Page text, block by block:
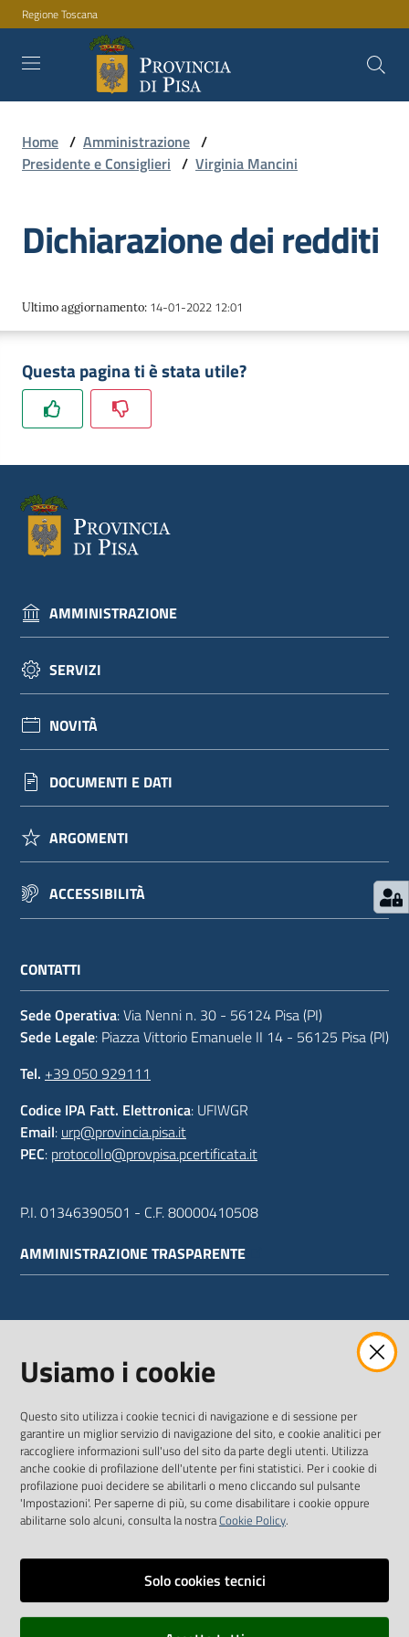
Vai al contenuto
Vai alla navigazione
Vai al footer
Regione Toscana
Amministrazione
Servizi
Novità
Documenti
e
dati
Argomenti
Seguici
su
Home / Amministrazione /
Presidente e Consiglieri / Virginia Mancini
Dichiarazione dei redditi
Ultimo aggiornamento: 14-01-2022 12:01
Questa pagina ti è stata utile?
AMMINISTRAZIONE
SERVIZI
NOVITÀ
DOCUMENTI E DATI
ARGOMENTI
ACCESSIBILITÀ
CONTATTI
Sede Operativa: Via Nenni n. 30 - 56124 Pisa (PI)
Sede Legale: Piazza Vittorio Emanuele II 14 - 56125 Pisa (PI)
Tel. +39 050 929111
Codice IPA Fatt. Elettronica: UFIWGR
Email: urp@provincia.pisa.it
PEC: protocollo@provpisa.pcertificata.it
P.I. 01346390501 - C.F. 80000410508
AMMINISTRAZIONE TRASPARENTE
SEGUICI SU
TwitterFacebookYoutube
Vai alla pagina
Dichiarazione di accessibilità
Usiamo i cookie
Questo sito utilizza i cookie tecnici di navigazione e di sessione per
garantire un miglior servizio di navigazione del sito, e cookie analitici per
raccogliere informazioni sull'uso del sito da parte degli utenti. Utilizza
anche cookie di profilazione dell'utente per fini statistici. Per i cookie di
profilazione puoi decidere se abilitarli o meno cliccando sul pulsante
'Impostazioni'. Per saperne di più, su come disabilitare i cookie oppure
abilitarne solo alcuni, consulta la nostraCookie Policy.
Solo cookies tecnici